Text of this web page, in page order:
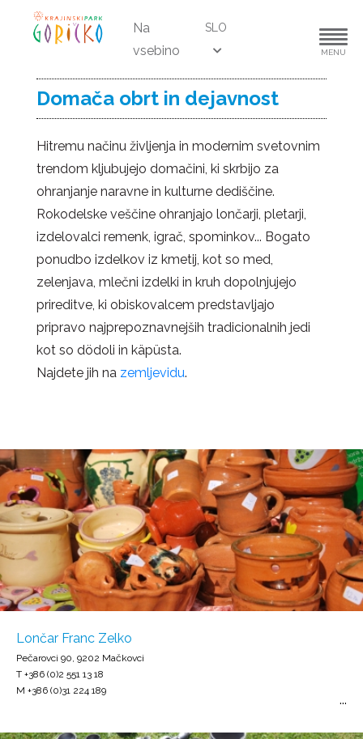
Na
vsebino
SLO
MENU
Domača obrt in dejavnost
Hitremu načinu življenja in modernim svetovnim
trendom kljubujejo domačini, ki skrbijo za
ohranjanje naravne in kulturne dediščine.
Rokodelske veščine ohranjajo lončarji, pletarji,
izdelovalci remenk, igrač, spominkov... Bogato
ponudbo izdelkov iz kmetij, kot so med,
zelenjava, mlečni izdelki in kruh dopolnjujejo
prireditve, ki obiskovalcem predstavljajo
pripravo najprepoznavnejših tradicionalnih jedi
kot so dödoli in käpüsta.
Najdete jih na zemljevidu.
Lončar Franc Zelko
Pečarovci 90, 9202 Mačkovci
T +386 (0)2 551 13 18
M +386 (0)31 224 189